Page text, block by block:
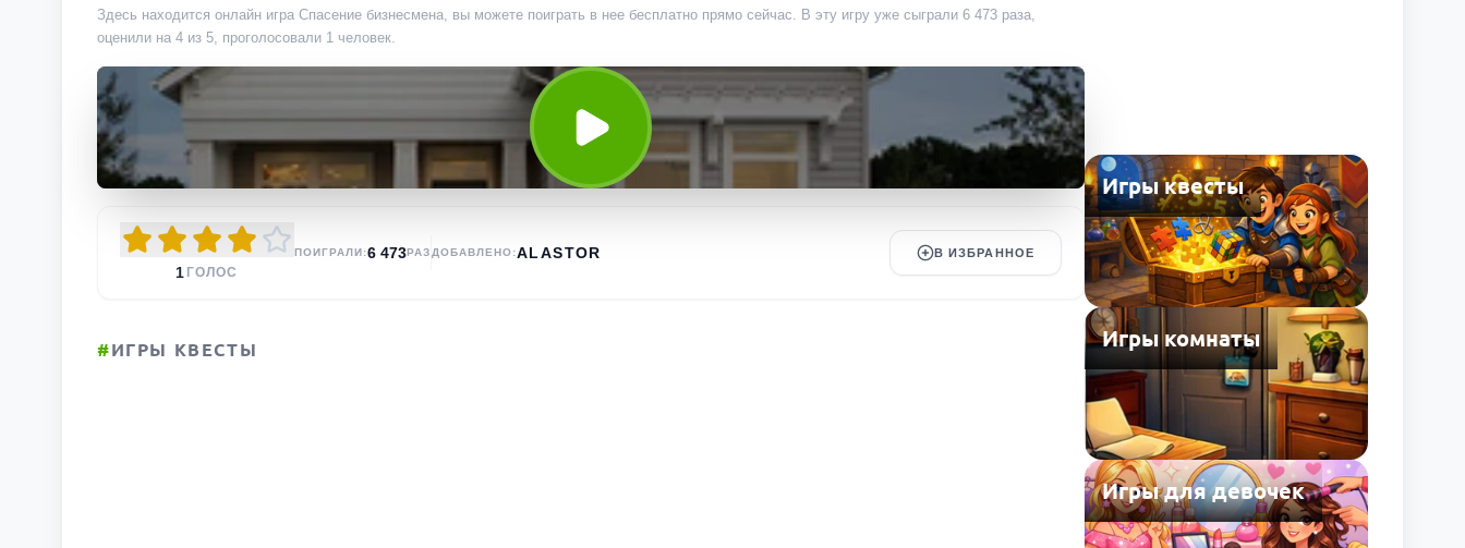
Здесь находится онлайн игра Спасение бизнесмена, вы можете поиграть в нее бесплатно прямо сейчас. В эту игру уже сыграли 6 473 раза,
оценили на 4 из 5, проголосовали 1 человек.
1 ГОЛОС
ПОИГРАЛИ:6 473РАЗ ДОБАВЛЕНО:ALASTOR В ИЗБРАННОЕ
#ИГРЫ КВЕСТЫ
Игры квесты
Игры комнаты
Игры для девочек